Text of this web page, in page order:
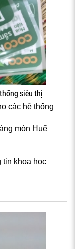
siêu thị
các hệ thống
món Huế
tin khoa học